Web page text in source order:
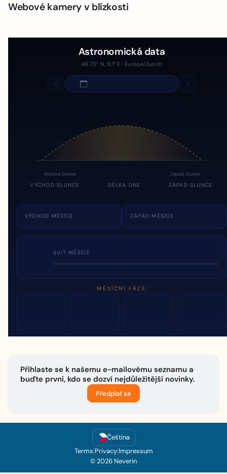
Webové kamery v blízkosti
Astronomická data
46.75° N, 9.1° E · Europe/Zurich
Východ Slunce Západ Slunce
VÝCHOD SLUNCE DÉLKA DNE ZÁPAD SLUNCE
VÝCHOD MĚSÍCE ZÁPAD MĚSÍCE
SVIT MĚSÍCE
MĚSÍČNÍ FÁZE
Přihlaste se k našemu e-mailovému seznamu a
buďte první, kdo se dozví nejdůležitější novinky.
Předplať se
Čeština
Terms|Privacy|Impressum
© 2026 Neverin